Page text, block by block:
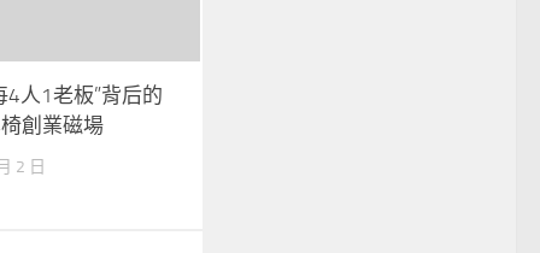
4人1老板”背后的
創業磁場
2 日